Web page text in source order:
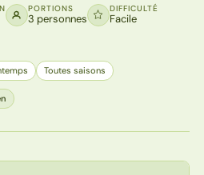
PORTIONS
3 personnes
DIFFICULTÉ
Facile
Toutes saisons